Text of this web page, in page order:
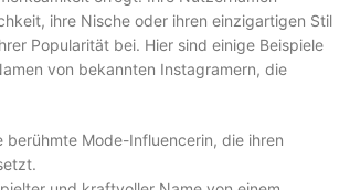
ihre Nische oder ihren einzigartigen Stil
Popularität bei. Hier sind einige Beispiele
von bekannten Instagramern, die
berühmte Mode-Influencerin, die ihren